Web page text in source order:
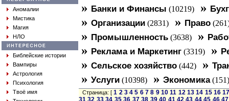
Аномалии
Мистика
Магия
НЛО
Библейские истории
Вампиры
Астрология
Психология
Твоё имя
» Банки и Финансы (10219) »
» Организации (2831) » Право
» Промышленность (3638) »
» Реклама и Маркетинг (3319) »
» Сельское хозяйство (442) »
» Услуги (10398) » Экономика(151)
Страница: [1 2 3 4 5 6 7 8 9 10 11 12 13 14 15 16
31 32 33 34 35 36 37 38 39 40 41 42 43 44 45 46 47